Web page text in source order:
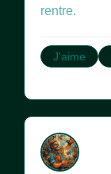
rentre.
J'aime